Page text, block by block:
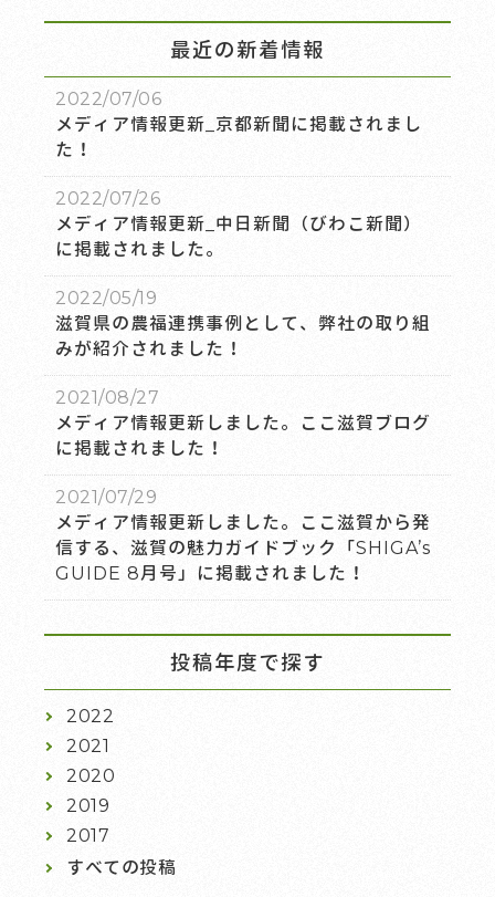
最近の新着情報
2022/07/06
メディア情報更新_京都新聞に掲載されまし
た！
2022/07/26
メディア情報更新_中日新聞（びわこ新聞）
に掲載されました。
2022/05/19
滋賀県の農福連携事例として、弊社の取り組
みが紹介されました！
2021/08/27
メディア情報更新しました。ここ滋賀ブログ
に掲載されました！
2021/07/29
メディア情報更新しました。ここ滋賀から発
信する、滋賀の魅力ガイドブック「SHIGA’s
GUIDE 8月号」に掲載されました！
投稿年度で探す
2022
2021
2020
2019
2017
すべての投稿